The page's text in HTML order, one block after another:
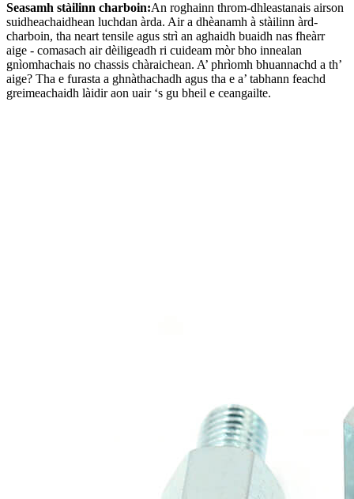
Seasamh stàilinn charboin:An roghainn throm-dhleastanais airson
suidheachaidhean luchdan àrda. Air a dhèanamh à stàilinn àrd-
charboin, tha neart tensile agus strì an aghaidh buaidh nas fheàrr
aige - comasach air dèiligeadh ri cuideam mòr bho innealan
gnìomhachais no chassis chàraichean. A’ phrìomh bhuannachd a th’
aige? Tha e furasta a ghnàthachadh agus tha e a’ tabhann feachd
greimeachaidh làidir aon uair ‘s gu bheil e ceangailte.